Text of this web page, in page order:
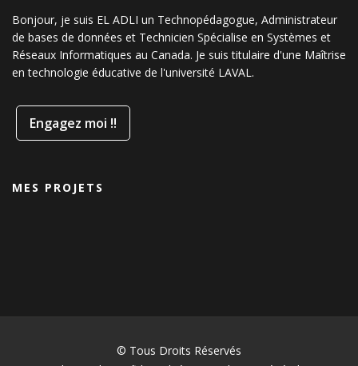
Bonjour, je suis EL ADLI un Technopédagogue, Administrateur
de bases de données et Technicien Spécialise en Systèmes et
Réseaux Informatiques au Canada. Je suis titulaire d'une Maîtrise
en technologie éducative de l'université LAVAL.
Engagez moi !!
MES PROJETS
© Tous Droits Réservés